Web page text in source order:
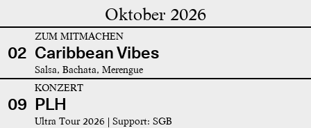
Oktober 2026
02
ZUM MITMACHEN
Caribbean Vibes
Salsa, Bachata, Merengue
09
KONZERT
PLH
Ultra Tour 2026 | Support: SGB